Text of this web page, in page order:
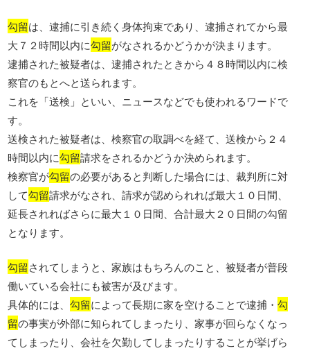
勾留は、逮捕に引き続く身体拘束であり、逮捕されてから最
大７２時間以内に勾留がなされるかどうかが決まります。
逮捕された被疑者は、逮捕されたときから４８時間以内に検
察官のもとへと送られます。
これを「送検」といい、ニュースなどでも使われるワードで
す。
送検された被疑者は、検察官の取調べを経て、送検から２４
時間以内に勾留請求をされるかどうか決められます。
検察官が勾留の必要があると判断した場合には、裁判所に対
して勾留請求がなされ、請求が認められれば最大１０日間、
延長されればさらに最大１０日間、合計最大２０日間の勾留
となります。
勾留されてしまうと、家族はもちろんのこと、被疑者が普段
働いている会社にも被害が及びます。
具体的には、勾留によって長期に家を空けることで逮捕・勾
留の事実が外部に知られてしまったり、家事が回らなくなっ
てしまったり、会社を欠勤してしまったりすることが挙げら